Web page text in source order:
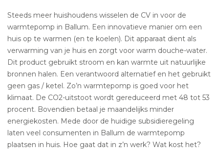
Steeds meer huishoudens wisselen de CV in voor de
warmtepomp in Ballum. Een innovatieve manier om een
huis op te warmen (en te koelen). Dit apparaat dient als
verwarming van je huis en zorgt voor warm douche-water.
Dit product gebruikt stroom en kan warmte uit natuurlijke
bronnen halen. Een verantwoord alternatief en het gebruikt
geen gas / ketel. Zo’n warmtepomp is goed voor het
klimaat. De CO2-uitstoot wordt gereduceerd met 48 tot 53
procent. Bovendien betaal je maandelijks minder
energiekosten. Mede door de huidige subsidieregeling
laten veel consumenten in Ballum de warmtepomp
plaatsen in huis. Hoe gaat dat in z’n werk? Wat kost het?